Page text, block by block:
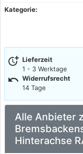
Kategorie:
more_time Lieferzeit
1 - 3 Werktage
undo Widerrufsrecht
14 Tage
Alle Anbieter
Hinterachse